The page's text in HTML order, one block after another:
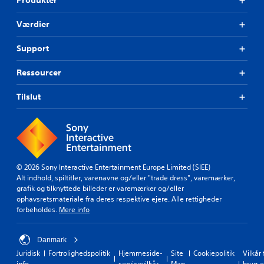
Værdier
Support
Ressourcer
Tilslut
© 2026 Sony Interactive Entertainment Europe Limited (SIEE)
Alt indhold, spiltitler, varenavne og/eller "trade dress", varemærker,
grafik og tilknyttede billeder er varemærker og/eller
ophavsretsmateriale fra deres respektive ejere. Alle rettigheder
forbeholdes. Mere info
Danmark
Juridisk
Fortrolighedspolitik
Hjemmeside-
Site
Cookiepolitik
Vilkår